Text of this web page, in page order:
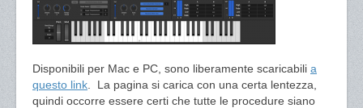
Disponibili per Mac e PC, sono liberamente scaricabili a
questo link . La pagina si carica con una certa lentezza,
quindi occorre essere certi che tutte le procedure siano